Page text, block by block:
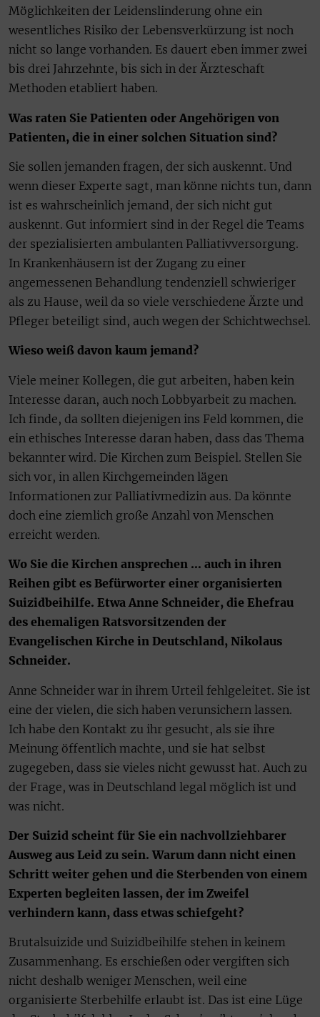
Möglichkeiten der Leidenslinderung ohne ein
wesentliches Risiko der Lebensverkürzung ist noch
nicht so lange vorhanden. Es dauert eben immer zwei
bis drei Jahrzehnte, bis sich in der Ärzteschaft
Methoden etabliert haben.
Was raten Sie Patienten oder Angehörigen von
Patienten, die in einer solchen Situation sind?
Sie sollen jemanden fragen, der sich auskennt. Und
wenn dieser Experte sagt, man könne nichts tun, dann
ist es wahrscheinlich jemand, der sich nicht gut
auskennt. Gut informiert sind in der Regel die Teams
der spezialisierten ambulanten Palliativversorgung.
In Krankenhäusern ist der Zugang zu einer
angemessenen Behandlung tendenziell schwieriger
als zu Hause, weil da so viele verschiedene Ärzte und
Pfleger beteiligt sind, auch wegen der Schichtwechsel.
Wieso weiß davon kaum jemand?
Viele meiner Kollegen, die gut arbeiten, haben kein
Interesse daran, auch noch Lobbyarbeit zu machen.
Ich finde, da sollten diejenigen ins Feld kommen, die
ein ethisches Interesse daran haben, dass das Thema
bekannter wird. Die Kirchen zum Beispiel. Stellen Sie
sich vor, in allen Kirchgemeinden lägen
Informationen zur Palliativmedizin aus. Da könnte
doch eine ziemlich große Anzahl von Menschen
erreicht werden.
Wo Sie die Kirchen ansprechen … auch in ihren
Reihen gibt es Befürworter einer organisierten
Suizidbeihilfe. Etwa Anne Schneider, die Ehefrau
des ehemaligen Ratsvorsitzenden der
Evangelischen Kirche in Deutschland, Nikolaus
Schneider.
Anne Schneider war in ihrem Urteil fehlgeleitet. Sie ist
eine der vielen, die sich haben verunsichern lassen.
Ich habe den Kontakt zu ihr gesucht, als sie ihre
Meinung öffentlich machte, und sie hat selbst
zugegeben, dass sie vieles nicht gewusst hat. Auch zu
der Frage, was in Deutschland legal möglich ist und
was nicht.
Der Suizid scheint für Sie ein nachvollziehbarer
Ausweg aus Leid zu sein. Warum dann nicht einen
Schritt weiter gehen und die Sterbenden von einem
Experten begleiten lassen, der im Zweifel
verhindern kann, dass etwas schiefgeht?
Brutalsuizide und Suizidbeihilfe stehen in keinem
Zusammenhang. Es erschießen oder vergiften sich
nicht deshalb weniger Menschen, weil eine
organisierte Sterbehilfe erlaubt ist. Das ist eine Lüge